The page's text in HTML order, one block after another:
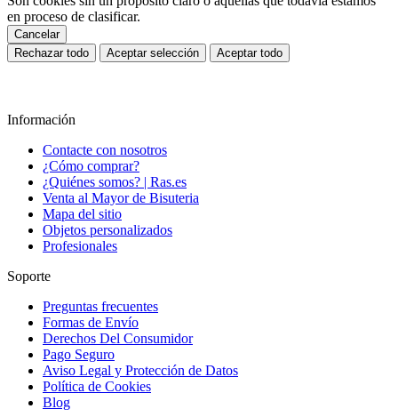
en proceso de clasificar.
Cancelar
Rechazar todo
Aceptar selección Aceptar todo
Información
Contacte con nosotros
¿Cómo comprar?
¿Quiénes somos? | Ras.es
Venta al Mayor de Bisuteria
Mapa del sitio
Objetos personalizados
Profesionales
Soporte
Preguntas frecuentes
Formas de Envío
Derechos Del Consumidor
Pago Seguro
Aviso Legal y Protección de Datos
Política de Cookies
Blog